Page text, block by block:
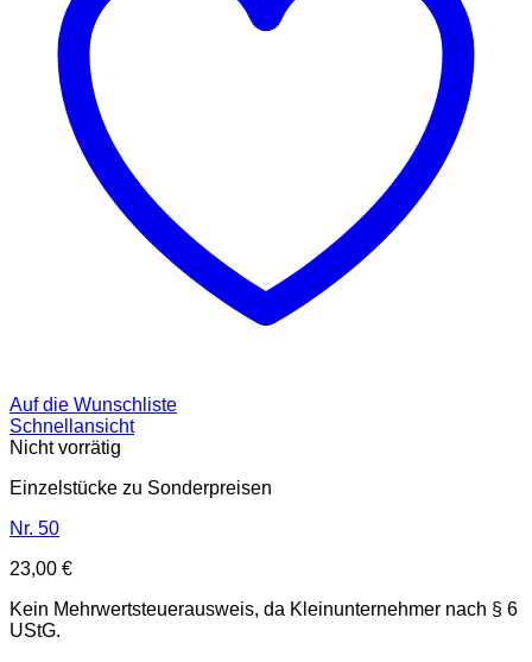
Auf die Wunschliste
Schnellansicht
Nicht vorrätig
Einzelstücke zu Sonderpreisen
Nr. 50
23,00 €
Kein Mehrwertsteuerausweis, da Kleinunternehmer nach § 6
UStG.